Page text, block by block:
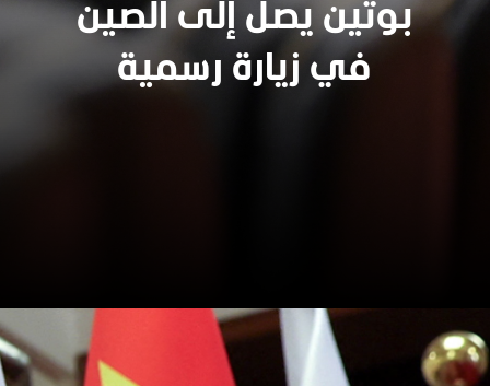
بوتين يصل إلى الصين
في زيارة رسمية